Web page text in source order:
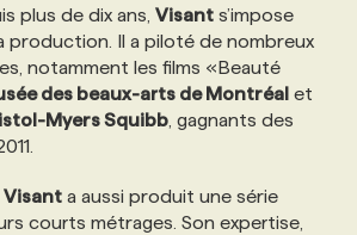
AVEC NOUS
PERSONNALISÉES
NOS FORMATIONS
plus de dix ans, Visant s’impose
production. Il a piloté de nombreux
notamment les films «Beauté
des beaux-arts de Montréal et
Myers Squibb , gagnants des
Visant a aussi produit une série
courts métrages. Son expertise,